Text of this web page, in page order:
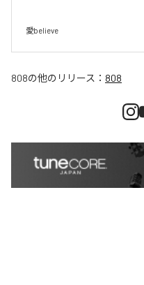
愛believe
808の他のリリース： 808